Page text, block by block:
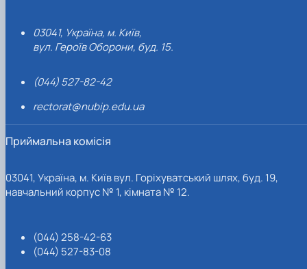
03041, Україна, м. Київ,
вул. Героїв Оборони, буд. 15.
(044) 527-82-42
rectorat@nubip.edu.ua
Приймальна комісія
03041, Україна, м. Київ вул. Горіхуватський шлях, буд. 19,
навчальний корпус № 1, кімната № 12.
(044) 258-42-63
(044) 527-83-08